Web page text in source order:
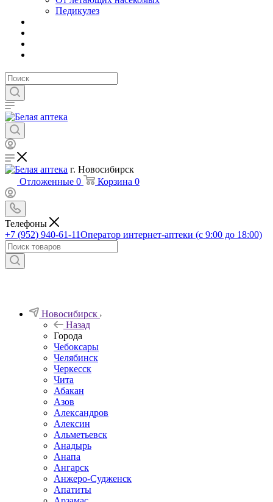
Педикулез
г. Новосибирск
Отложенные 0 Корзина 0
Телефоны
+7 (952) 940-61-11Оператор интернет-аптеки (с 9:00 до 18:00)
Новосибирск
Назад
Города
Чебоксары
Челябинск
Черкесск
Чита
Абакан
Азов
Александров
Алексин
Альметьевск
Анадырь
Анапа
Ангарск
Анжеро-Судженск
Апатиты